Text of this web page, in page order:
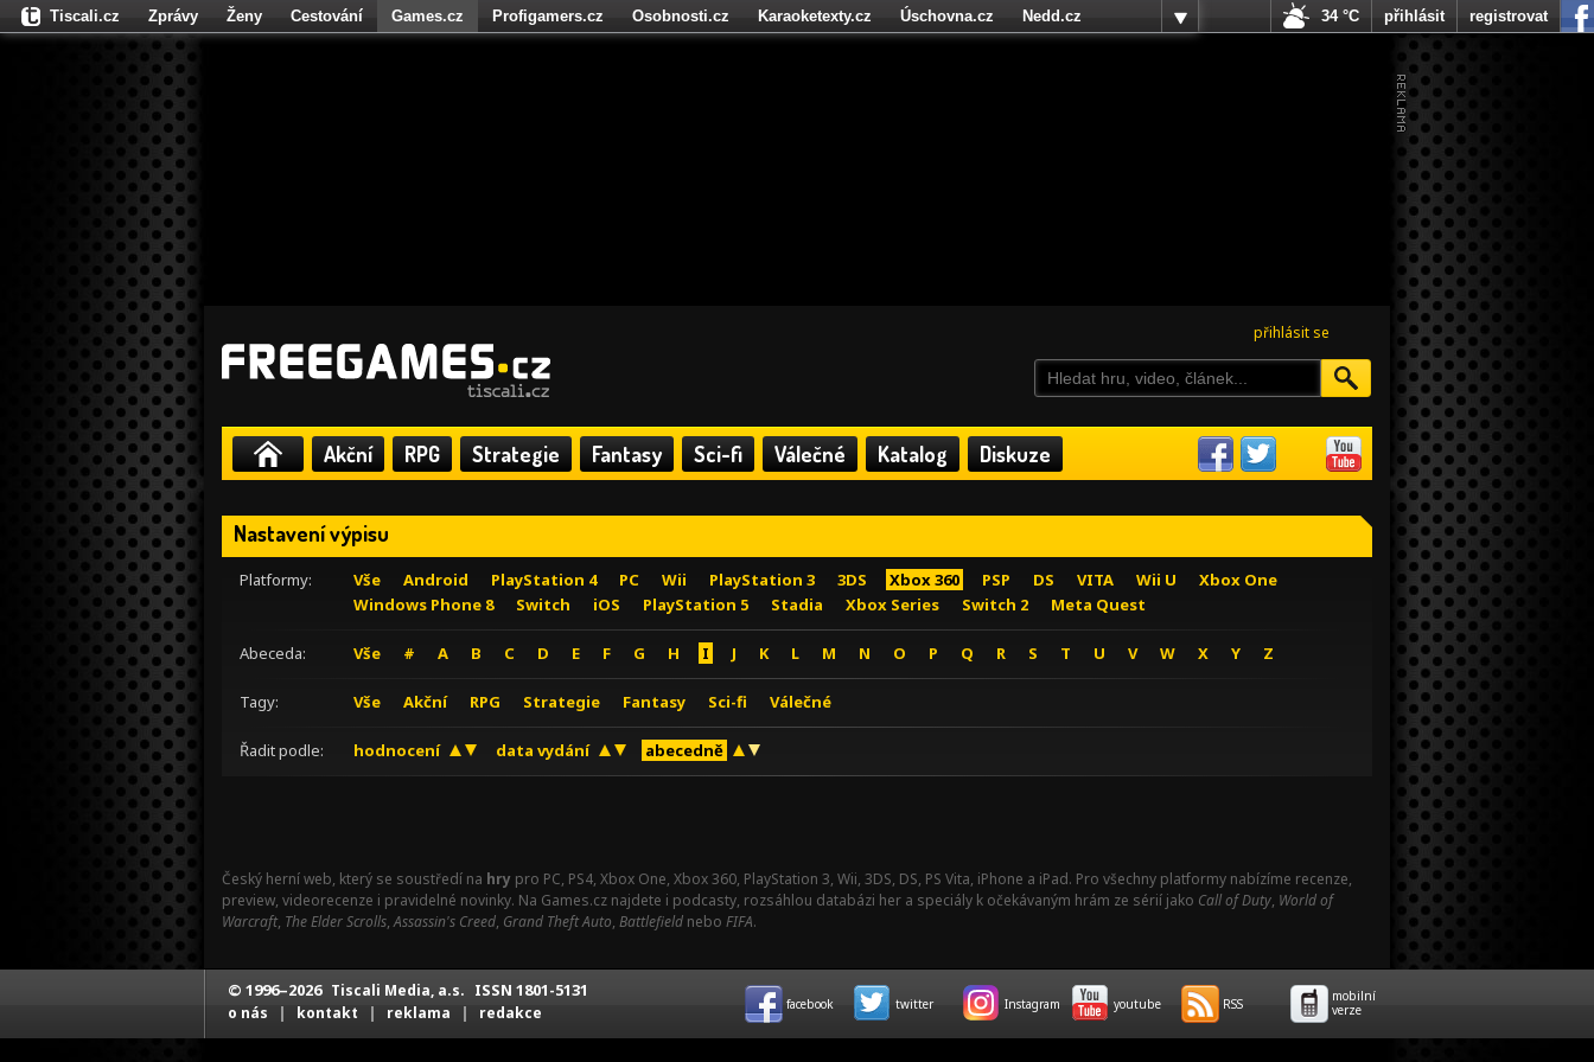
přihlásit se
Akční RPG Strategie Fantasy Sci-fi Válečné Katalog Diskuze
Nastavení výpisu
Platformy: Vše Android PlayStation 4 PC Wii PlayStation 3 3DS Xbox 360 PSP DS VITA Wii U
Xbox One
Windows Phone 8
Switch iOS PlayStation 5 Stadia Xbox Series Switch 2 Meta Quest
Abeceda: Vše # A B C D E F G H I J K L M N O P Q R S T U V W X Y Z
Tagy: Vše Akční RPG Strategie Fantasy Sci-fi Válečné
Řadit podle: hodnocení data vydání abecedně
Český herní web, který se soustředí na hry pro PC, PS4, Xbox One, Xbox 360, PlayStation 3, Wii, 3DS, DS, PS Vita, iPhone a iPad. Pro všechny platformy nabízíme recenze,
preview, videorecenze i pravidelné novinky. Na Games.cz najdete i podcasty, rozsáhlou databázi her a speciály k očekávaným hrám ze sérií jako Call of Duty, World of
Warcraft, The Elder Scrolls,Assassin's Creed, Grand Theft Auto, Battlefield nebo FIFA.
Tiscali.cz Zprávy Ženy Cestování Games.cz Profigamers.cz Osobnosti.cz Karaoketexty.cz Úschovna.cz
Nedd.cz
Fights.cz
34 °C přihlásit registrovat
© 1996–2026 Tiscali Media, a.s. ISSN 1801-5131
o nás | kontakt | reklama | redakce facebook twitter Instagram youtube RSS
mobilní
verze